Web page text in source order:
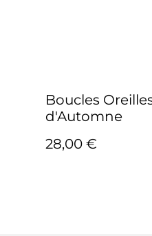
Boucles
d'Automne
28,00 €